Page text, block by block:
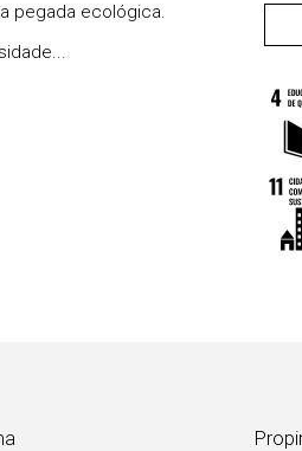
pegada ecológica.